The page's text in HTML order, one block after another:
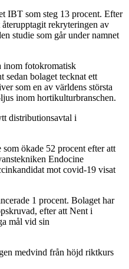
IBT som steg 13 procent. Efter
rekryteringen av
studie som går under namnet
inom fotokromatisk
sedan bolaget tecknat ett
som en av världens största
inom hortikulturbranschen.
distributionsavtal i
ökade 52 procent efter att
Endocine
mot covid-19 visat
1 procent. Bolaget har
efter att Nent i
mål vid sin
medvind från höjd riktkurs